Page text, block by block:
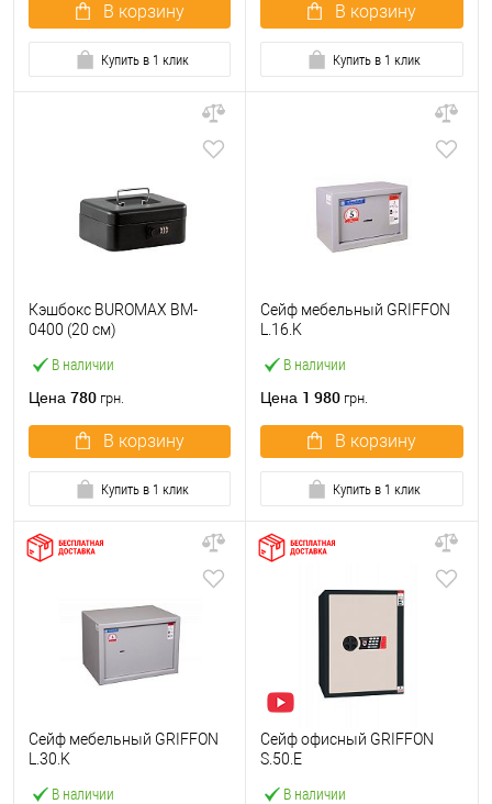
В корзину
Купить в 1 клик
В корзину
Купить в 1 клик
В наличии
Кэшбокс BUROMAX BM-
0400 (20 см)
Цена 780 грн.
В корзину
Купить в 1 клик
В наличии
Сейф мебельный GRIFFON
L.16.K
Цена 1 980 грн.
В корзину
Купить в 1 клик
В наличии
Сейф мебельный GRIFFON
L.30.K
В наличии
Сейф офисный GRIFFON
S.50.E